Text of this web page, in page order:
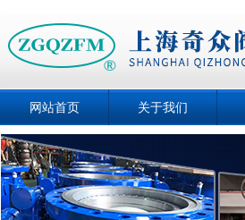
网站首页 关于我们